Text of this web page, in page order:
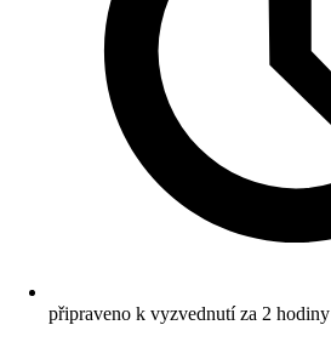
připraveno k vyzvednutí za 2 hodiny